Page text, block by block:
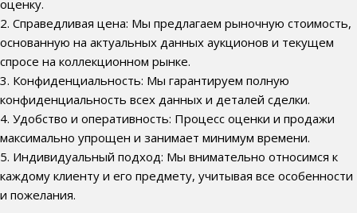
оценку.
2. Справедливая цена: Мы предлагаем рыночную стоимость,
основанную на актуальных данных аукционов и текущем
спросе на коллекционном рынке.
3. Конфиденциальность: Мы гарантируем полную
конфиденциальность всех данных и деталей сделки.
4. Удобство и оперативность: Процесс оценки и продажи
максимально упрощен и занимает минимум времени.
5. Индивидуальный подход: Мы внимательно относимся к
каждому клиенту и его предмету, учитывая все особенности
и пожелания.